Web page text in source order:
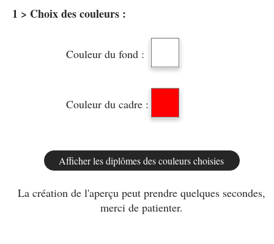
1 > Choix des couleurs :
Couleur du fond :
Couleur du cadre :
La création de l'aperçu peut prendre quelques secondes,
merci de patienter.